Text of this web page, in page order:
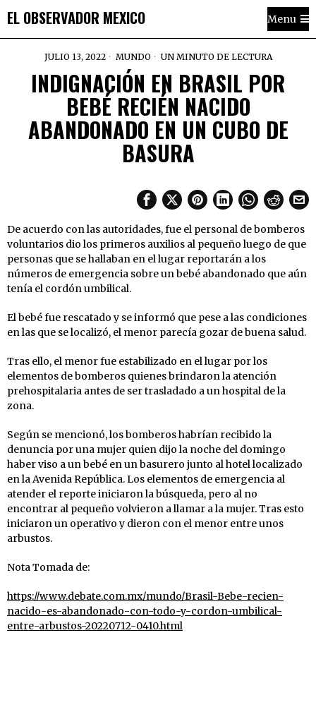
EL OBSERVADOR MEXICO Menu
JULIO 13, 2022 MUNDO UN MINUTO DE LECTURA
INDIGNACIÓN EN BRASIL POR
BEBÉ RECIÉN NACIDO
ABANDONADO EN UN CUBO DE
BASURA
De acuerdo con las autoridades, fue el personal de bomberos
voluntarios dio los primeros auxilios al pequeño luego de que
personas que se hallaban en el lugar reportarán a los
números de emergencia sobre un bebé abandonado que aún
tenía el cordón umbilical.
El bebé fue rescatado y se informó que pese a las condiciones
en las que se localizó, el menor parecía gozar de buena salud.
Tras ello, el menor fue estabilizado en el lugar por los
elementos de bomberos quienes brindaron la atención
prehospitalaria antes de ser trasladado a un hospital de la
zona.
Según se mencionó, los bomberos habrían recibido la
denuncia por una mujer quien dijo la noche del domingo
haber viso a un bebé en un basurero junto al hotel localizado
en la Avenida República. Los elementos de emergencia al
atender el reporte iniciaron la búsqueda, pero al no
encontrar al pequeño volvieron a llamar a la mujer. Tras esto
iniciaron un operativo y dieron con el menor entre unos
arbustos.
Nota Tomada de:
https://www.debate.com.mx/mundo/Brasil-Bebe-recien-
nacido-es-abandonado-con-todo-y-cordon-umbilical-
entre-arbustos-20220712-0410.html